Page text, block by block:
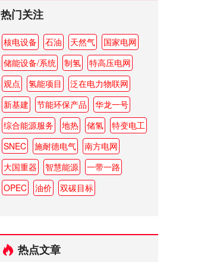
热门关注
核电设备 石油 天然气
国家电网
储能设备/系统
制氢
特高压电网
观点
氢能项目
泛在电力物联网
新基建
节能环保产品
华龙一号
综合能源服务
地热 储氢
特变电工
SNEC
施耐德电气
南方电网
大国重器
智慧能源
一带一路
OPEC
油价 双碳目标
热点文章